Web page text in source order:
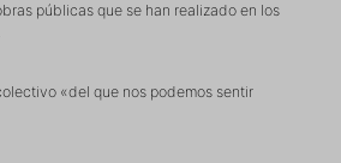
públicas que se han realizado en los
«del que nos podemos sentir